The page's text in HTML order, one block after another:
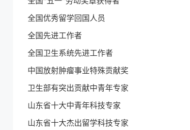
全国优秀留学回国人员
全国先进工作者
全国卫生系统先进工作者
中国放射肿瘤事业特殊贡献奖
卫生部有突出贡献中青年专家
山东省十大中青年科技专家
山东省十大杰出留学科技专家